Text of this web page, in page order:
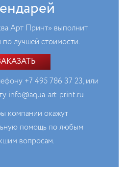
Арт Принт» выполнит
по лучшей стоимости.
+7 495 786 37 23, или
info@aqua-art-print.ru
компании окажут
помощь по любым
вопросам.